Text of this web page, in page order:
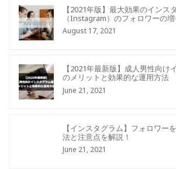
【2021年版】最大効果のインス
（Instagram）のフォロワーの
August 17, 2021
【2021年最新版】成人男性向け
のメリットと効果的な運用方法
June 21, 2021
【インスタグラム】フォロワー
法と注意点を解説！
June 21, 2021